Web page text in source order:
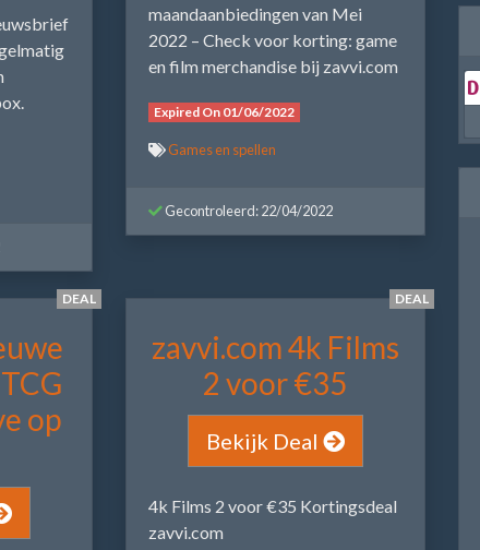
maandaanbiedingen van Mei
2022 – Check voor korting: game
en film merchandise bij zavvi.com
Expired On 01/06/2022
Games en spellen
Gecontroleerd: 22/04/2022
DEAL
op
DEAL
zavvi.com 4k Films
2 voor €35
Bekijk Deal
4k Films 2 voor €35 Kortingsdeal
zavvi.com